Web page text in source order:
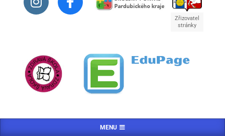
Zřizovatel
stránky
MENU